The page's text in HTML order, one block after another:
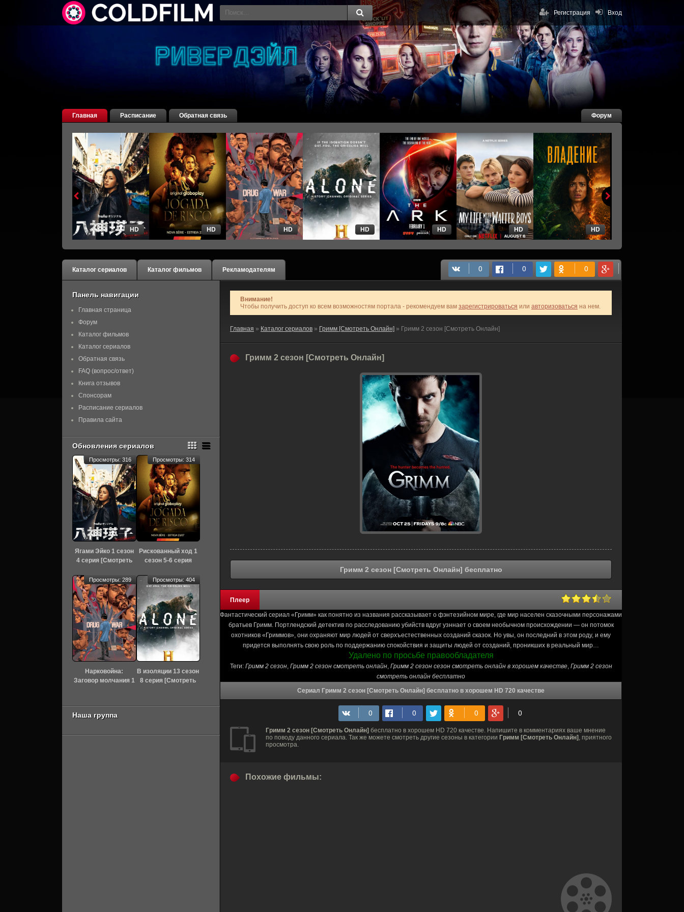
Вход
Регистрация
Главная Расписание Обратная связь Форум
HD HD HD HD HD HD HD
Каталог сериалов Каталог фильмов Рекламодателям
Внимание!
Чтобы получить доступ ко всем возможностям портала - рекомендуем вам зарегистрироваться или авторизоваться на нем.
Главная » Каталог сериалов » Гримм [Смотреть Онлайн] » Гримм 2 сезон [Смотреть Онлайн]
Гримм 2 сезон [Смотреть Онлайн]
Гримм 2 сезон [Смотреть Онлайн] бесплатно
Плеер
Фантастический сериал «Гримм» как понятно из названия рассказывает о фэнтезийном мире, где мир населен сказочными персонажами
братьев Гримм. Портлендский детектив по расследованию убийств вдруг узннает о своем необычном происхождении — он потомок
охотников «Гриммов», они охраняют мир людей от сверхъестественных созданий сказок. Но увы, он последний в этом роду, и ему
придется выполнять свою роль по поддержанию спокойствия и защиты людей от созданий, проникших в реальный мир…
Удалено по просьбе правообладателя
Теги: Гримм 2 сезон, Гримм 2 сезон смотреть онлайн, Гримм 2 сезон сезон смотреть онлайн в хорошем качестве, Гримм 2 сезон
смотреть онлайн бесплатно
Сериал Гримм 2 сезон [Смотреть Онлайн] бесплатно в хорошем HD 720 качестве
Гримм 2 сезон [Смотреть Онлайн] бесплатно в хорошем HD 720 качестве. Напишите в комментариях ваше мнение
по поводу данного сериала. Так же можете смотреть другие сезоны в категории Гримм [Смотреть Онлайн] , приятного
просмотра.
Похожие фильмы:
Панель навигации
Главная страница
Форум
Каталог фильмов
Каталог сериалов
Обратная связь
FAQ (вопрос/ответ)
Книга отзывов
Спонсорам
Расписание сериалов
Правила сайта
Обновления сериалов
Ягами Эйко 1 сезон
4 серия [Смотреть
Просмотры: 316
Рискованный ход 1
сезон 5-6 серия
Просмотры: 314
Нарковойна:
Заговор молчания 1
Просмотры: 289
В изоляции 13 сезон
8 серия [Смотреть
Просмотры: 404
Наша группа